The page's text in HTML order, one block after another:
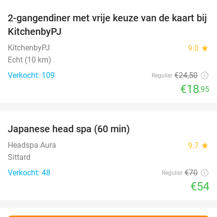
23%
2-gangendiner met vrije keuze van de kaart bij
KitchenbyPJ
KitchenbyPJ 9.0 star
Echt (10 km)
Verkocht: 109
Regulier €24,50
€18,95
Japanese head spa (60 min)
Headspa Aura 9.7 star
Sittard
Verkocht: 48
Regulier €70
€54